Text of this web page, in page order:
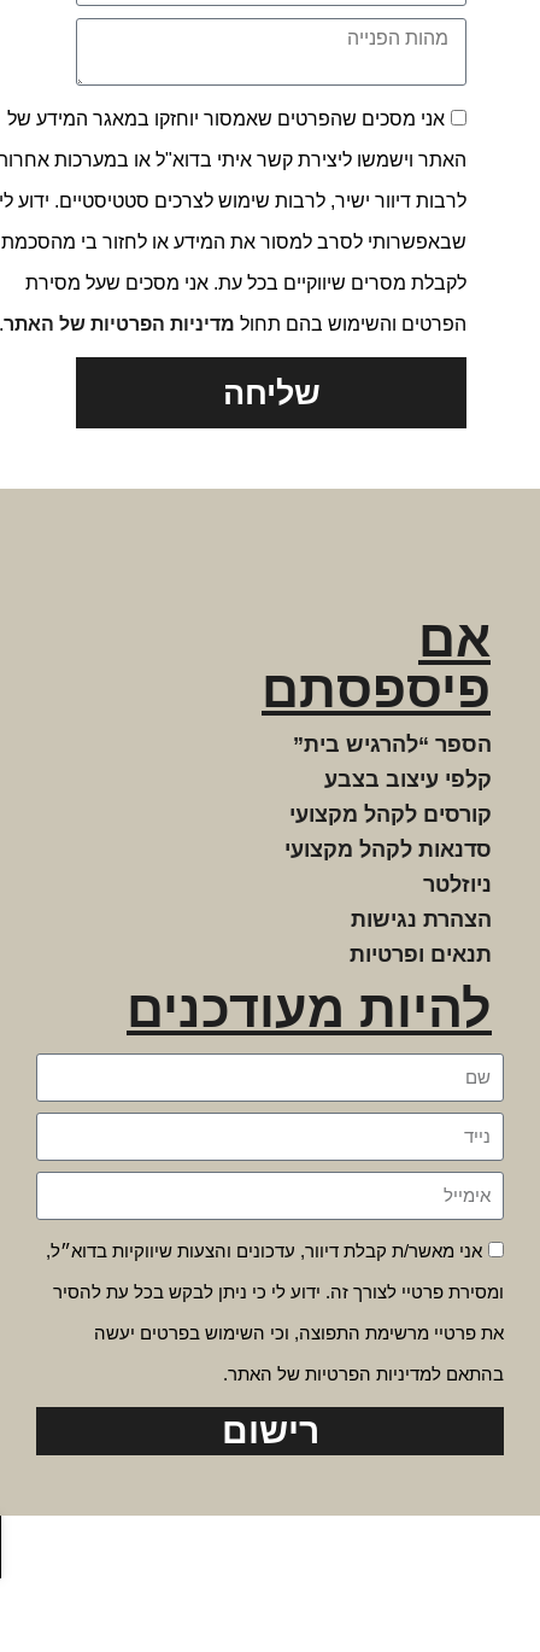
אני מסכים שהפרטים שאמסור יוחזקו במאגר המידע של
האתר וישמשו ליצירת קשר איתי בדוא"ל או במערכות אחרות,
לרבות דיוור ישיר, לרבות שימוש לצרכים סטטיסטיים. ידוע לי
שבאפשרותי לסרב למסור את המידע או לחזור בי מהסכמתי
לקבלת מסרים שיווקיים בכל עת. אני מסכים שעל מסירת
הפרטים והשימוש בהם תחולמדיניות הפרטיות של האתר.
שליחה
אם
פיספסתם
הספר “להרגיש בית”
קלפי עיצוב בצבע
קורסים לקהל מקצועי
סדנאות לקהל מקצועי
ניוזלטר
הצהרת נגישות
תנאים ופרטיות
להיות מעודכנים
אני מאשר/ת קבלת דיוור, עדכונים והצעות שיווקיות בדוא״ל,
ומסירת פרטיי לצורך זה. ידוע לי כי ניתן לבקש בכל עת להסיר
את פרטיי מרשימת התפוצה, וכי השימוש בפרטים יעשה
בהתאם למדיניות הפרטיות של האתר.
רישום